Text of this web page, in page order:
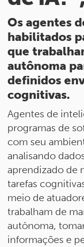
Os agentes
habilitados
que
autônoma
definidos
cognitivas.
Agentes de
programas de
com seu
analisando
aprendizado de
tarefas
meio de
trabalham de
autônoma,
informações e